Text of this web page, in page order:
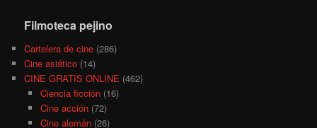
Filmoteca pejino
Cartelera de cine (286)
Cine asiático (14)
CINE GRATIS ONLINE (462)
Ciencia ficción(16)
Cine acción(72)
Cine alemán(26)